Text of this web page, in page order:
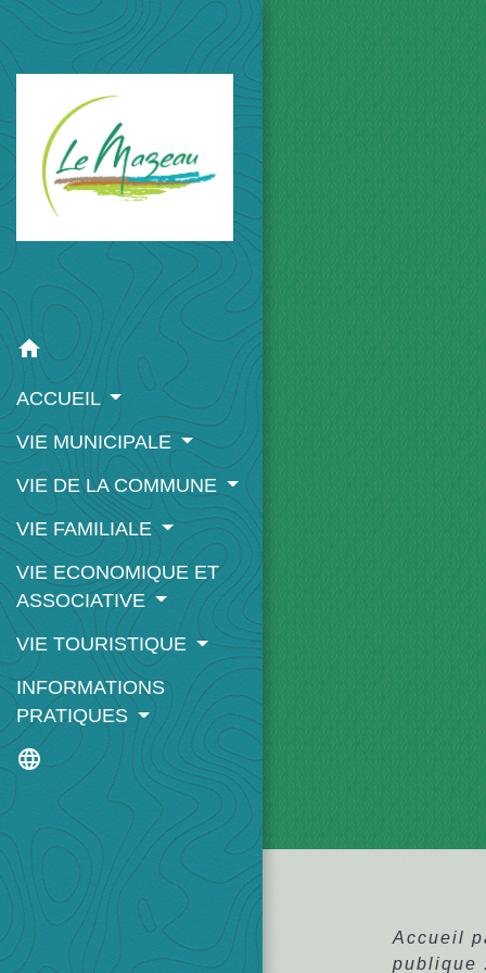
home
ACCUEIL
VIE MUNICIPALE
VIE DE LA COMMUNE
VIE FAMILIALE
VIE ECONOMIQUE ET
ASSOCIATIVE
VIE TOURISTIQUE
INFORMATIONS
PRATIQUES
language
Accueil
publique